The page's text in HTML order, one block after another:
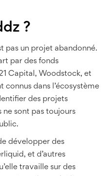
?
pas un projet abandonné.
par des fonds
Capital, Woodstock, et
connus dans l’écosystème
des projets
ne sont pas toujours
développer des
et d’autres
travaille sur des